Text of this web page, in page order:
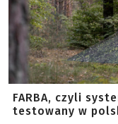
FARBA, czyli
testowany w